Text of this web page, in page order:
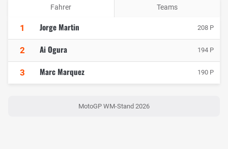
Fahrer Teams
1 Jorge Martin 208 P
2 Ai Ogura 194 P
3 Marc Marquez 190 P
MotoGP WM-Stand 2026